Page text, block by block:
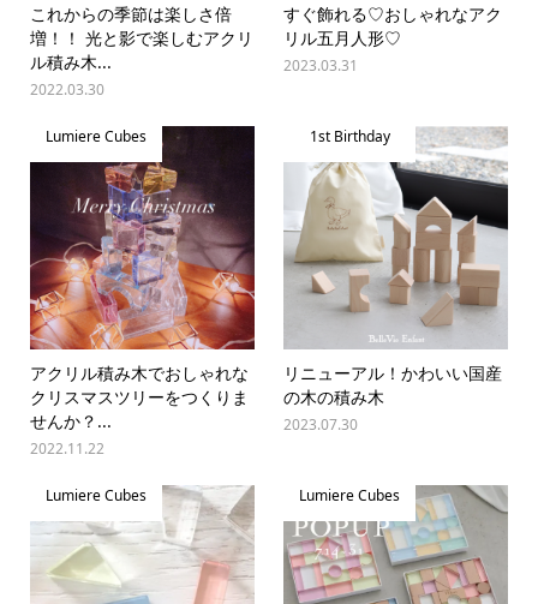
これからの季節は楽しさ倍
増！！ 光と影で楽しむアクリ
ル積み木...
2022.03.30
すぐ飾れる♡おしゃれなアク
リル五月人形♡
2023.03.31
Lumiere Cubes
アクリル積み木でおしゃれな
クリスマスツリーをつくりま
せんか？...
2022.11.22
1st Birthday
リニューアル！かわいい国産
の木の積み木
2023.07.30
Lumiere Cubes Lumiere Cubes